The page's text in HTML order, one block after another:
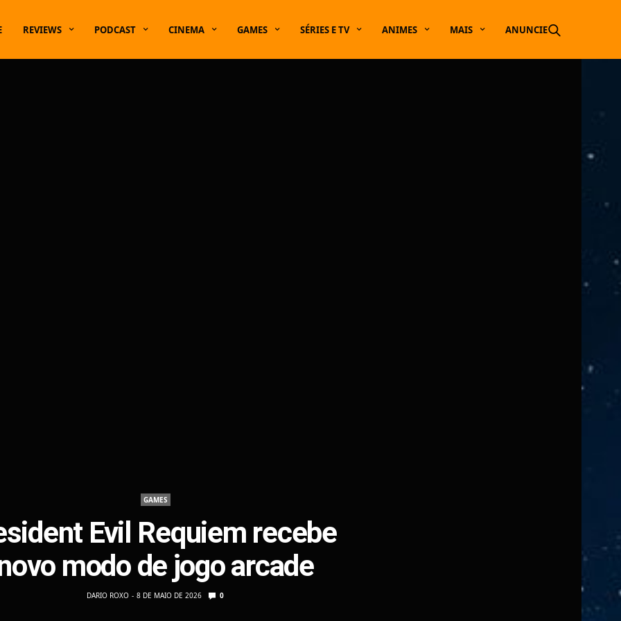
REVIEWS PODCAST CINEMA GAMES SÉRIES E TV ANIMES MAIS ANUNCIE
GAMES
Evil Requiem recebe
modo de jogo arcade
DARIO ROXO 8 DE MAIO DE 2026 0